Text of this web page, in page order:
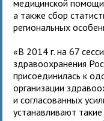
медицинской
а также сбор
региональных
«В 2014 г. на 67
здравоохранения
присоединилась к
организации
и согласованных
устанавливают